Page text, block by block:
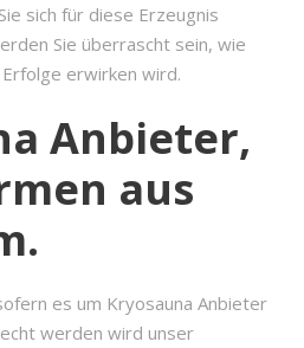
sich für diese Erzeugnis
Sie überrascht sein, wie
erwirken wird.
Anbieter,
aus
es um Kryosauna Anbieter
werden wird unser